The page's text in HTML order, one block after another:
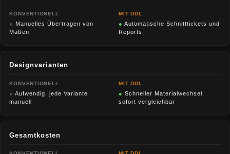
KONVENTIONELL
● Manuelles Übertragen von
Maßen
MIT DDL
● Automatische Schnitttickets und
Reports
Designvarianten
KONVENTIONELL
● Aufwendig, jede Variante
manuell
MIT DDL
● Schneller Materialwechsel,
sofort vergleichbar
Gesamtkosten